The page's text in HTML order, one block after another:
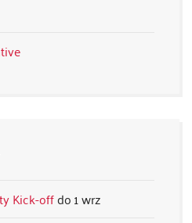
Kick-off
1 wrz